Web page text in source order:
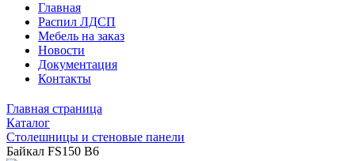
Главная
Распил ЛДСП
Мебель на заказ
Новости
Документация
Контакты
Главная страница
Каталог
Столешницы и стеновые панели
Байкал FS150 B6